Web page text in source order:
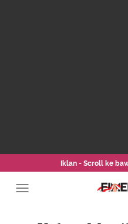
Iklan - Scroll ke